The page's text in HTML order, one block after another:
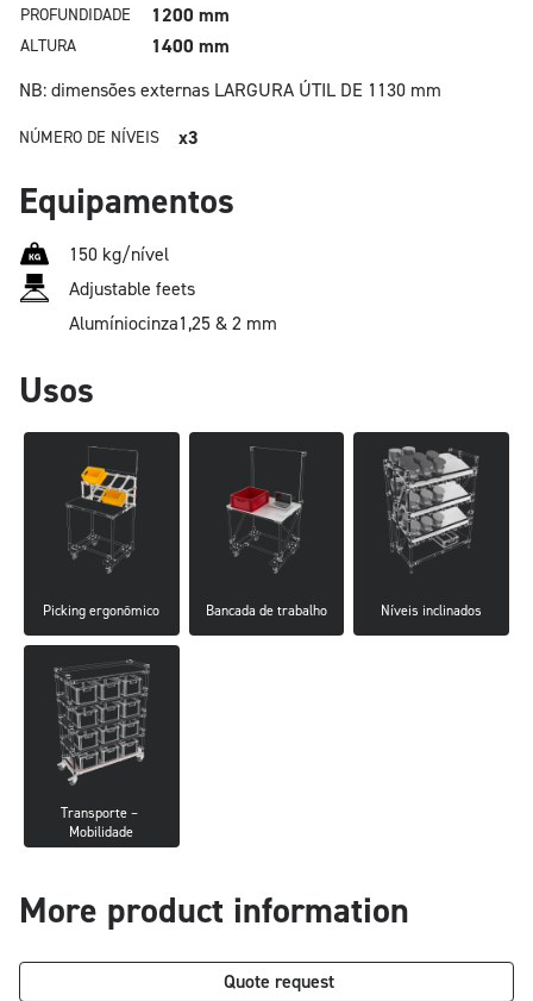
PROFUNDIDADE 1200 mm
ALTURA
1400 mm
NB: dimensões externas LARGURA ÚTIL DE 1130 mm
NÚMERO DE NÍVEIS x3
Equipamentos
150 kg/nível
Adjustable feets
Alumíniocinza1,25 & 2 mm
Usos
Picking ergonômico Bancada de trabalho Níveis inclinados
Transporte –
Mobilidade
More product information
Quote request